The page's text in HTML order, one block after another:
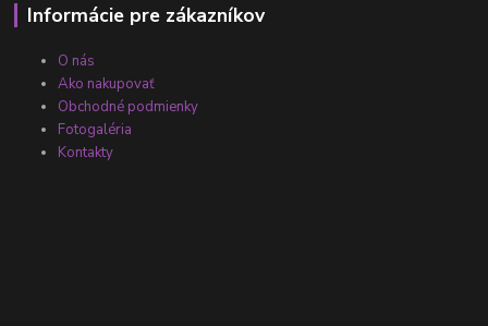
Informácie pre zákazníkov
O nás
Ako nakupovať
Obchodné podmienky
Fotogaléria
Kontakty